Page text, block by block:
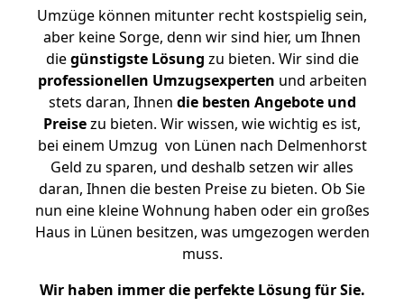
Umzüge können mitunter recht kostspielig sein,
aber keine Sorge, denn wir sind hier, um Ihnen
diegünstigste Lösung zu bieten. Wir sind die
professionellen Umzugsexperten und arbeiten
stets daran, Ihnen die besten Angebote und
Preisezu bieten. Wir wissen, wie wichtig es ist,
bei einem Umzug von Lünen nach Delmenhorst
Geld zu sparen, und deshalb setzen wir alles
daran, Ihnen die besten Preise zu bieten. Ob Sie
nun eine kleine Wohnung haben oder ein großes
Haus in Lünen besitzen, was umgezogen werden
muss.
Wir haben immer die perfekte Lösung für Sie.